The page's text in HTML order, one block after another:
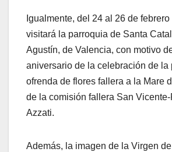
Igualmente, del 24 al 26 de
visitará la parroquia de Santa
Agustín, de Valencia, con motivo
aniversario de la celebración de la
ofrenda de flores fallera a la Mare
de la comisión fallera San
Azzati.
Además, la imagen de la Virgen